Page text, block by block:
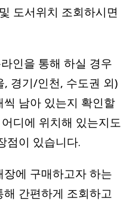
도서위치 조회하시면
인을 통해 하실 경우
경기/인천, 수도권 외)
남아 있는지 확인할
디에 위치해 있는지도
점이 있습니다.
에 구매하고자 하는
간편하게 조회하고